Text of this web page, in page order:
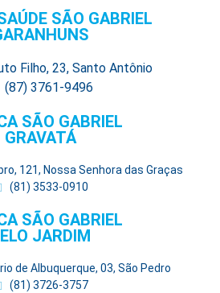
SÃO GABRIEL
Filho, 23, Santo Antônio
(87) 3761-9496
SÃO GABRIEL
GRAVATÁ
121, Nossa Senhora das Graças
(81) 3533-0910
SÃO GABRIEL
JARDIM
de Albuquerque, 03, São Pedro
(81) 3726-3757